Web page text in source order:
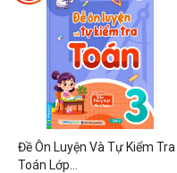
Đề Ôn Luyện Và Tự Kiểm Tra
Toán Lớp...